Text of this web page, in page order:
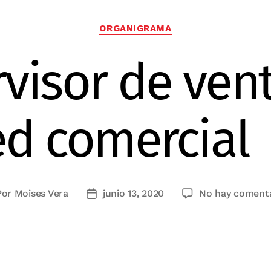
Categorías
ORGANIGRAMA
de
comercial
Moises Vera
Fechajunio 13, 2020 No hay